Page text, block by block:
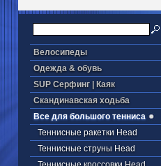
Велосипеды
Одежда & обувь
SUP Серфинг | Каяк
Скандинавская ходьба
Все для большого тенниса
Теннисные ракетки Head
Теннисные струны Head